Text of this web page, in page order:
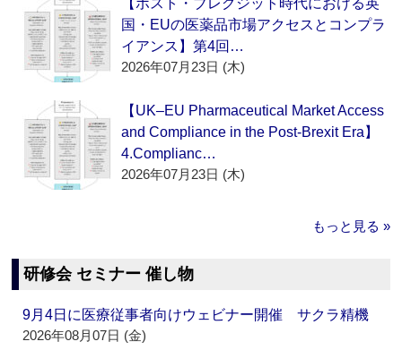
【ポスト・ブレグジット時代における英
国・EUの医薬品市場アクセスとコンプラ
イアンス】第4回…
2026年07月23日 (木)
【UK–EU Pharmaceutical Market Access
and Compliance in the Post-Brexit Era】
4.Complianc…
2026年07月23日 (木)
もっと見る »
研修会 セミナー 催し物
9月4日に医療従事者向けウェビナー開催 サクラ精機
2026年08月07日 (金)